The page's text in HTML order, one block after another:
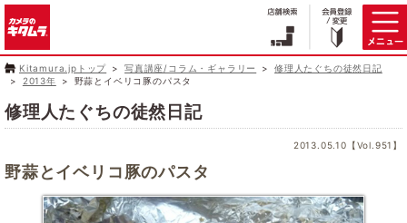
Kitamura.jpトップ 写真講座/コラム・ギャラリー
修理人たぐちの徒然日記
2013年
野蒜とイベリコ豚のパスタ
修理人たぐちの徒然日記
2013.05.10【Vol.951】
野蒜とイベリコ豚のパスタ